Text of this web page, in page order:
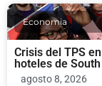
Economia
Crisis del TPS
hoteles de
agosto 8, 2026